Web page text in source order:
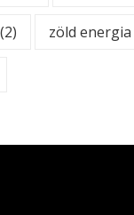
(2) zöld energia